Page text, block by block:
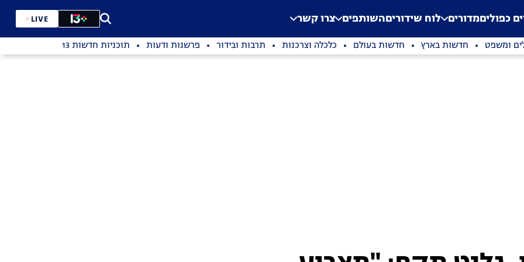
Application error: a
. כפוליםמדורים לוח שידוריםהשותפים צרו קשר LIVE
ומשפט חדשות בארץ חדשות בעולם כלכלה וצרכנות תרבות ובידור פרשנות ודעות תוכניות חדשות 13